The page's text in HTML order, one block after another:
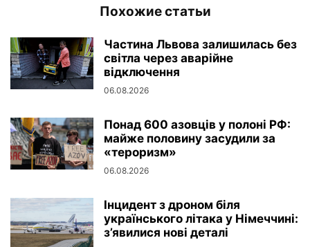
Похожие статьи
Частина Львова залишилась без
світла через аварійне
відключення
06.08.2026
Понад 600 азовців у полоні РФ:
майже половину засудили за
«тероризм»
06.08.2026
Інцидент з дроном біля
українського літака у Німеччині:
з’явилися нові деталі